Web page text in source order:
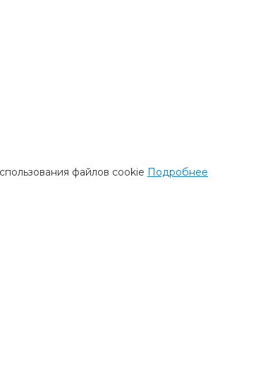
файлов cookie Подробнее